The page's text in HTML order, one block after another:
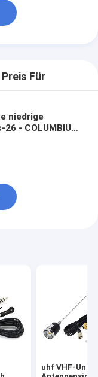
Für
niedrige
- COLUMBIUM
uhf VHF-